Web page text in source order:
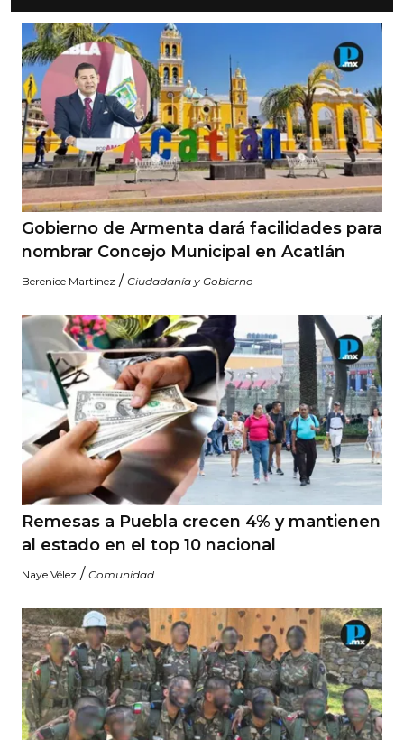
Gobierno de Armenta dará facilidades para
nombrar Concejo Municipal en Acatlán
Berenice Martinez / Ciudadanía y Gobierno
Remesas a Puebla crecen 4% y mantienen
al estado en el top 10 nacional
Naye Vélez / Comunidad